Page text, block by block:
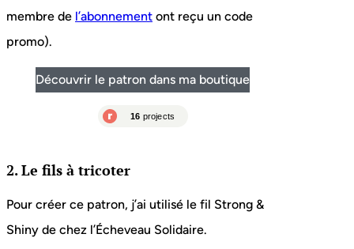
membre de l’abonnement ont reçu un code
promo).
Découvrir le patron dans ma boutique
2. Le fils à tricoter
Pour créer ce patron, j’ai utilisé le fil Strong &
Shiny de chez l’Écheveau Solidaire.